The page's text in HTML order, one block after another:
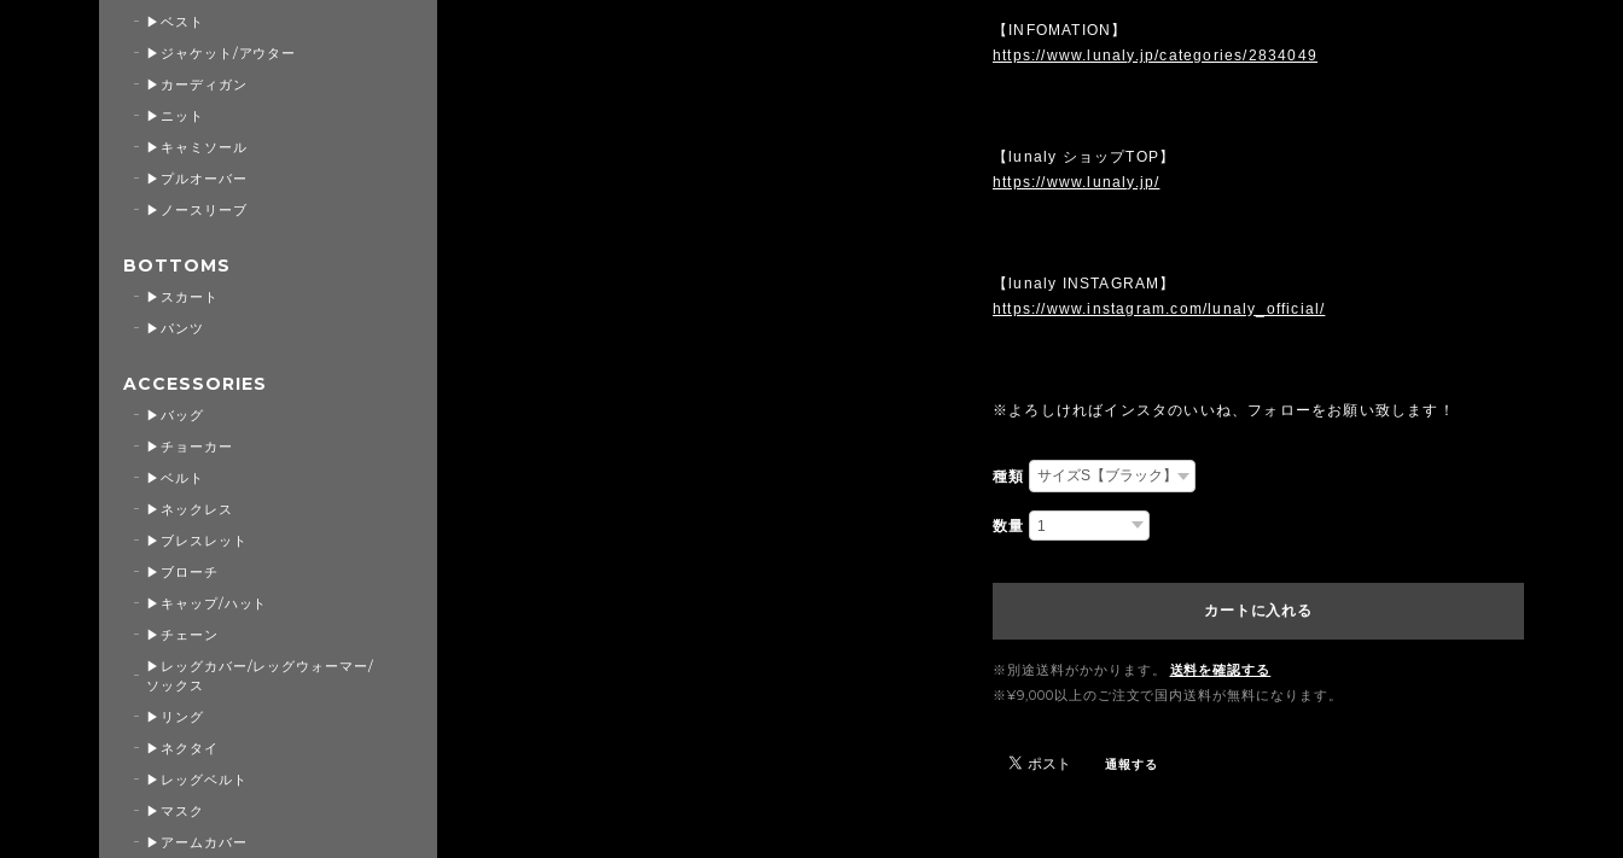
【INFOMATION】
https://www.lunaly.jp/categories/2834049
【lunaly ショップTOP】
https://www.lunaly.jp/
【lunaly INSTAGRAM】
https://www.instagram.com/lunaly_official/
※よろしければインスタのいいね、フォローをお願い致します！
種類
数量
カートに入れる
※別途送料がかかります。
送料を確認する
※¥9,000以上のご注文で国内送料が無料になります。
通報する
▶ベスト
▶ジャケット/アウター
▶カーディガン
▶ニット
▶キャミソール
▶プルオーバー
▶ノースリーブ
BOTTOMS
▶スカート
▶パンツ
ACCESSORIES
▶バッグ
▶チョーカー
▶ベルト
▶ネックレス
▶ブレスレット
▶ブローチ
▶キャップ/ハット
▶チェーン
▶レッグカバー/レッグウォーマー/
ソックス
▶リング
▶ネクタイ
▶レッグベルト
▶マスク
▶アームカバー